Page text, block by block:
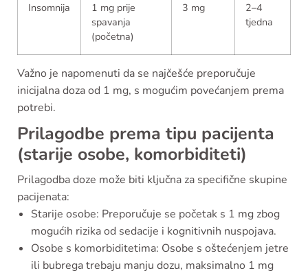
Insomnija
1 mg prije
spavanja
(početna)
3 mg
2–4
tjedna
Važno je napomenuti da se najčešće preporučuje
inicijalna doza od 1 mg, s mogućim povećanjem prema
potrebi.
Prilagodbe prema tipu pacijenta
(starije osobe, komorbiditeti)
Prilagodba doze može biti ključna za specifične skupine
pacijenata:
Starije osobe: Preporučuje se početak s 1 mg zbog
mogućih rizika od sedacije i kognitivnih nuspojava.
Osobe s komorbiditetima: Osobe s oštećenjem jetre
ili bubrega trebaju manju dozu, maksimalno 1 mg